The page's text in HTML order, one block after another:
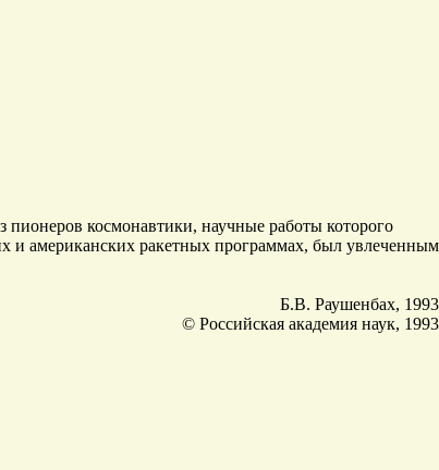
пионеров космонавтики, научные работы которого
и американских ракетных программах, был увлеченным
Б.В. Раушенбах, 1993
© Российская академия наук, 1993